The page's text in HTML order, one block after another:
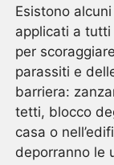
Esistono
applicati a
per
parassiti e
barriera:
tetti, blocco
casa o
deporranno le